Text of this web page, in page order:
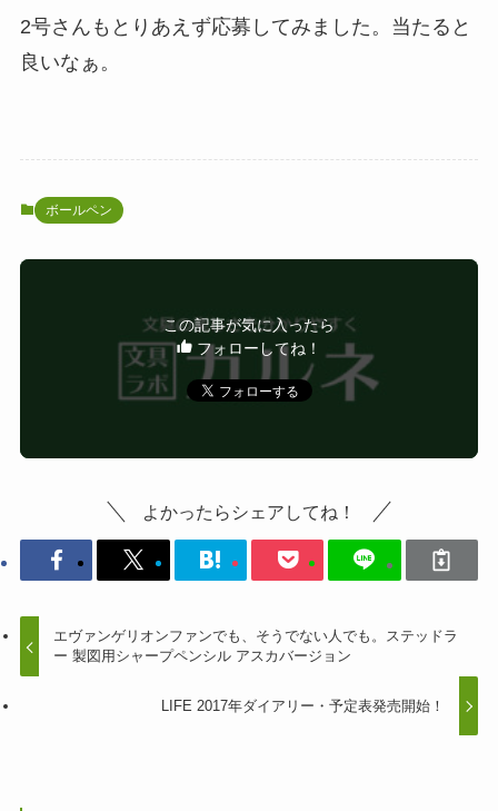
2号さんもとりあえず応募してみました。当たると
良いなぁ。
ボールペン
この記事が気に入ったら
フォローしてね！
よかったらシェアしてね！
エヴァンゲリオンファンでも、そうでない人でも。ステッドラ
ー 製図用シャープペンシル アスカバージョン
LIFE 2017年ダイアリー・予定表発売開始！